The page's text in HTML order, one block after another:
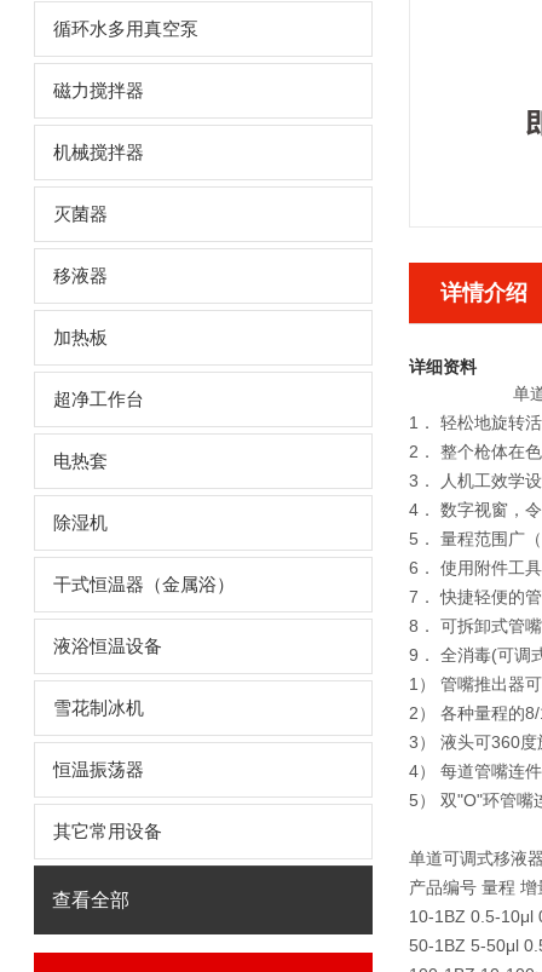
循环水多用真空泵
磁力搅拌器
机械搅拌器
灭菌器
移液器
加热板
超净工作台
电热套
除湿机
干式恒温器（金属浴）
液浴恒温设备
雪花制冰机
恒温振荡器
其它常用设备
查看全部
详情介绍
详细资料
单
1． 轻松地旋转
2． 整个枪体在
3． 人机工效学
4． 数字视窗，
5． 量程范围广
6． 使用附件工
7． 快捷轻便的
8． 可拆卸式管
9． 全消毒(可调
1） 管嘴推出器
2） 各种量程的
3） 液头可360
4） 每道管嘴连
5） 双"O"环管嘴
单道可调式移液
产品编号 量程
10-1BZ 0.5-
50-1BZ 5-50μl